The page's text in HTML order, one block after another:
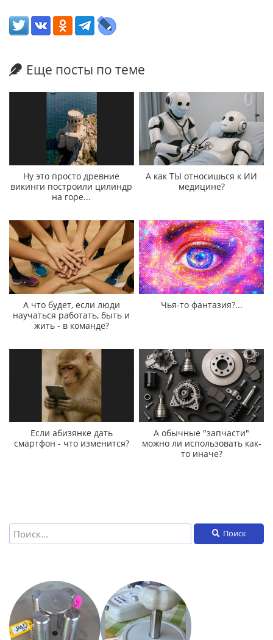
Еще посты по теме
Ну это просто древние
викинги построили цилиндр
на горе...
А как ТЫ относишься к ИИ
медицине?
А что будет, если люди
научаться работать, быть и
жить - в команде?
Чья-то фантазия?...
Если абизянке дать
смартфон - что изменится?
А обычные "запчасти"
можно ли использовать как-
то иначе?
Поиск